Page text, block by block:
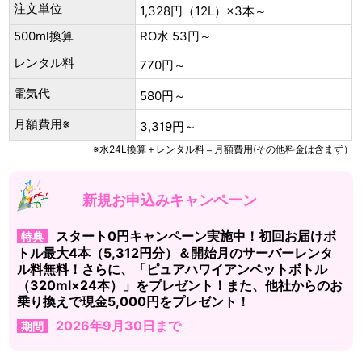
注文単位
1,328円（12L）×3本～
500ml換算
RO水 53円～
レンタル料
770円～
電気代
580円～
月額費用※
3,319円～
※水24L換算＋レンタル料＝月額費用(その他料金は含まず）
新規お申込みキャンペーン
特典
スタート0円キャンペーン実施中！初回お届けボ
トル最大4本（5,312円分）＆開始月のサーバーレンタ
ル料無料！さらに、「ピュアハワイアンペットボトル
（320ml×24本）」をプレゼント！また、他社からのお
乗り換えで現金5,000円をプレゼント！
期間 2026年9月30日まで